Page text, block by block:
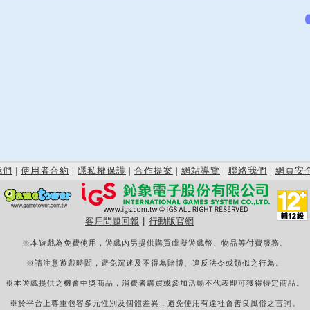
們 | 使用者合約 | 隱私權保護 | 合作提案 | 網站導覽 | 聯絡我們 | 網頁安
客戶問題回報 行動版官網
※本遊戲為免費使用，遊戲內另提供購買虛擬遊戲幣、物品等付費服務。
※請注意遊戲時間，避免沉迷及不得為賭博、違反法令或類似之行為。
※本遊戲提供之機會中獎商品，消費者購買或參加活動不代表即可獲得特定商品。
※於平台上尊重包容多元性別及個體差異，避免使用有違社會善良風俗之言詞。